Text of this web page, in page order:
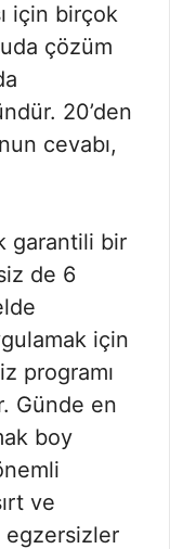
için birçok
çözüm
20’den
cevabı,
garantili bir
de 6
için
programı
Günde en
boy
ve
egzersizler